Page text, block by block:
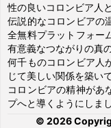
性の良いコロンビア人
伝説的なコロンビアの
全無料プラットフォー
有意義なつながりの真
何千ものコロンビア人
じて美しい関係を築い
コロンビアの精神があ
プへと導くようにしま
© 2026